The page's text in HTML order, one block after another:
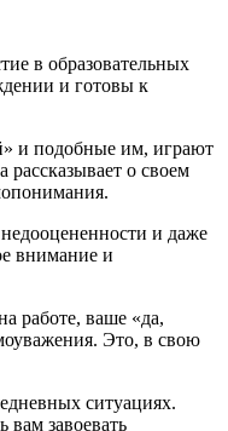
в образовательных
и готовы к
и подобные им, играют
о своем
и даже
внимание и
работе, ваше «да,
Это, в свою
ситуациях.
завоевать